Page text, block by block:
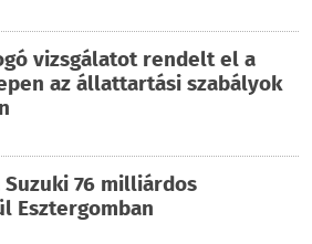
vizsgálatot rendelt el a
az állattartási szabályok
76 milliárdos
Esztergomban